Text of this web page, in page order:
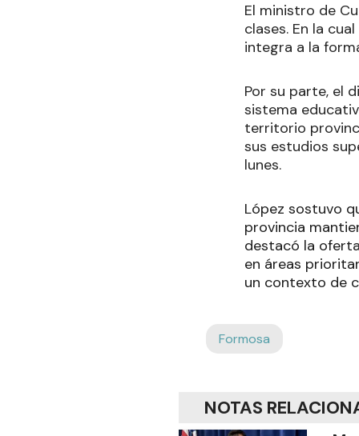
El ministro de
clases. En la
integra a la
Por su parte, el
sistema
territorio
sus estudios
lunes.
López sostuvo
provincia
destacó la
en áreas
un contexto de
Formosa
NOTAS